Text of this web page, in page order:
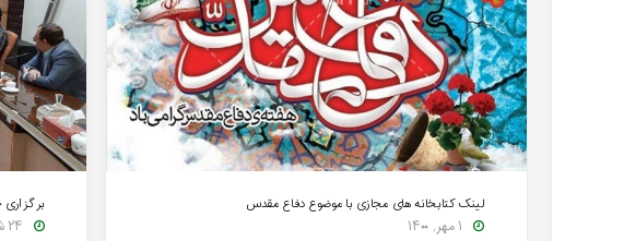
لینک کتابخانه های مجازی با موضوع دفاع مقدس
۱ مهر, ۱۴۰۰
۲۴ شهریور, ۱۴۰۰